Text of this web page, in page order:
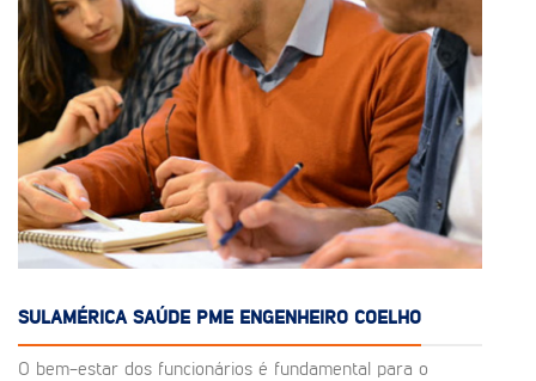
SULAMÉRICA SAÚDE PME ENGENHEIRO COELHO
O bem-estar dos funcionários é fundamental para o